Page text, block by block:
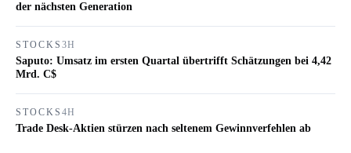
der nächsten Generation
STOCKS 3H
Saputo: Umsatz im ersten Quartal übertrifft Schätzungen bei 4,42
Mrd. C$
STOCKS 4H
Trade Desk-Aktien stürzen nach seltenem Gewinnverfehlen ab